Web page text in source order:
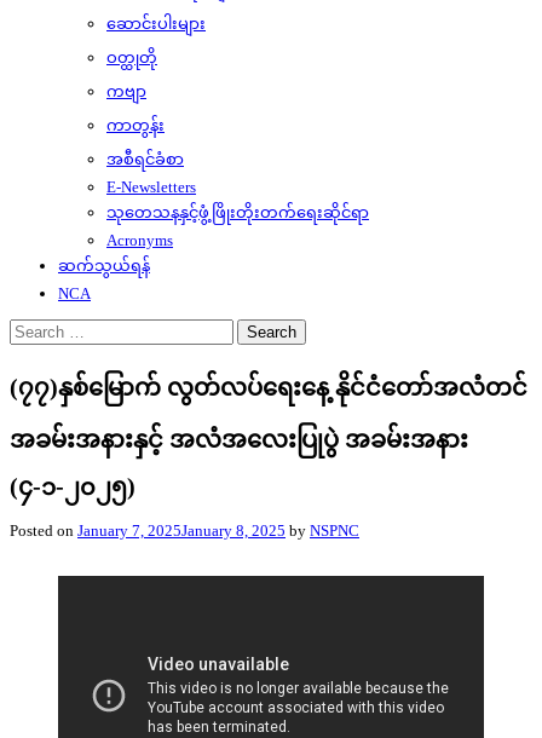
ဆောင်းပါးများ
ဝတ္ထုတို
ကဗျာ
ကာတွန်း
အစီရင်ခံစာ
E-Newsletters
သုတေသနနှင့်ဖွံ့ဖြိုးတိုးတက်ရေးဆိုင်ရာ
Acronyms
ဆက်သွယ်ရန်
NCA
Search
for:
(၇၇)နှစ်မြောက် လွတ်လပ်ရေးနေ့ နိုင်ငံတော်အလံတင်
အခမ်းအနားနှင့် အလံအလေးပြုပွဲ အခမ်းအနား
(၄-၁-၂၀၂၅)
Posted on January 7, 2025January 8, 2025 by NSPNC